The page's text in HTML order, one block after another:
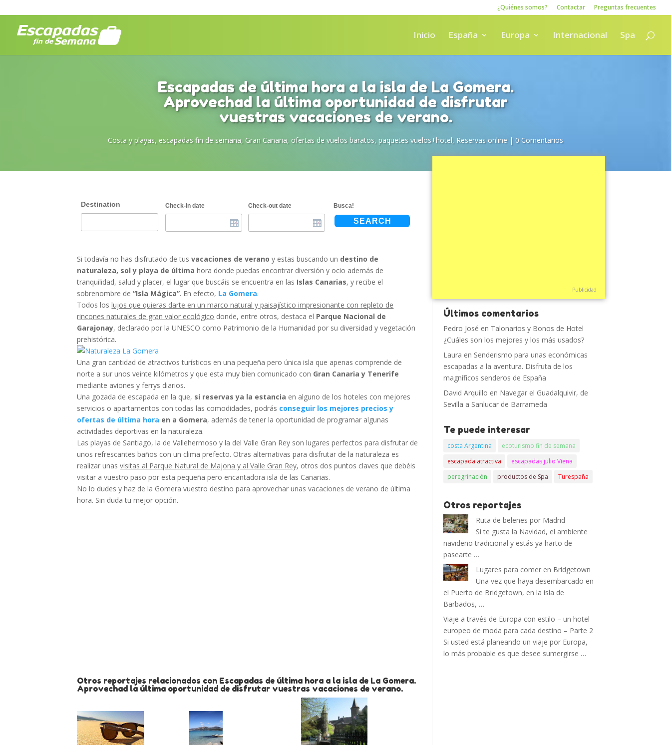
¿Quiénes somos? Contactar Preguntas frecuentes
Inicio España Europa Internacional Spa
Escapadas de última hora a la isla de La Gomera.
Aprovechad la última oportunidad de disfrutar
vuestras vacaciones de verano.
Costa y playas, escapadas fin de semana, Gran Canaria, ofertas de vuelos baratos, paquetes vuelos+hotel, Reservas online| 0 Comentarios
Destination Check-in date Check-out date Busca!
SEARCH
Si todavía no has disfrutado de tusvacaciones de verano y estas buscando un destino de
naturaleza, sol y playa de última hora donde puedas encontrar diversión y ocio además de
tranquilidad, salud y placer, el lugar que buscáis se encuentra en las Islas Canarias, y recibe el
sobrenombre de“Isla Mágica”. En efecto, La Gomera.
Todos loslujos que quieras darte en un marco natural y paisajístico impresionante con repleto de
rincones naturales de gran valor ecológico donde, entre otros, destaca el Parque Nacional de
Garajonay, declarado por la UNESCO como Patrimonio de la Humanidad por su diversidad y vegetación
prehistórica.
Una gran cantidad de atractivos turísticos en una pequeña pero única isla que apenas comprende de
norte a sur unos veinte kilómetros y que esta muy bien comunicado con Gran Canaria y Tenerife
mediante aviones y ferrys diarios.
Una gozada de escapada en la que, si reservas ya la estancia en alguno de los hoteles con mejores
servicios o apartamentos con todas las comodidades, podrás conseguir los mejores precios y
ofertas de última hora en a Gomera, además de tener la oportunidad de programar algunas
actividades deportivas en la naturaleza.
Las playas de Santiago, la de Vallehermoso y la del Valle Gran Rey son lugares perfectos para disfrutar de
unos refrescantes baños con un clima prefecto. Otras alternativas para disfrutar de la naturaleza es
realizar unasvisitas al Parque Natural de Majona y al Valle Gran Rey, otros dos puntos claves que debéis
visitar a vuestro paso por esta pequeña pero encantadora isla de las Canarias.
No lo dudes y haz de la Gomera vuestro destino para aprovechar unas vacaciones de verano de última
hora. Sin duda tu mejor opción.
Otros reportajes relacionados con Escapadas de última hora a la isla de La Gomera.
Aprovechad la última oportunidad de disfrutar vuestras vacaciones de verano.
Publicidad
Últimos comentarios
Pedro José en Talonarios y Bonos de Hotel
¿Cuáles son los mejores y los más usados?
Laura en Senderismo para unas económicas
escapadas a la aventura. Disfruta de los
magníficos senderos de España
David Arquillo en Navegar el Guadalquivir, de
Sevilla a Sanlucar de Barrameda
Te puede interesar
costa Argentina
ecoturismo fin de semana
escapada atractiva
escapadas julio Viena
peregrinación
productos de Spa Turespaña
Otros reportajes
Ruta de belenes por Madrid
Si te gusta la Navidad, el ambiente
navideño tradicional y estás ya harto de
pasearte …
Lugares para comer en Bridgetown
Una vez que haya desembarcado en
el Puerto de Bridgetown, en la isla de
Barbados, …
Viaje a través de Europa con estilo – un hotel
europeo de moda para cada destino – Parte 2
Si usted está planeando un viaje por Europa,
lo más probable es que desee sumergirse …